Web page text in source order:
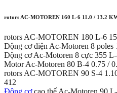
rotors AC-MOTOREN 160 L-6 11.0 / 13.2
rotors AC-MOTOREN 180 L-6
Động cơ điện Ac-Motoren 8
Động cơ Ac-Motoren 8 cực 355
Motor Ac-Motoren 80 B-4 0.75 /
rotors AC-MOTOREN 90 S-4
412